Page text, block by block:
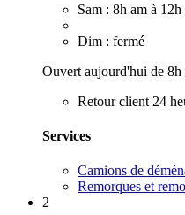
Sam : 8h am à 12h
Dim : fermé
Ouvert aujourd'hui de 8h
Retour client 24
Services
Camions de
Remorques et
2